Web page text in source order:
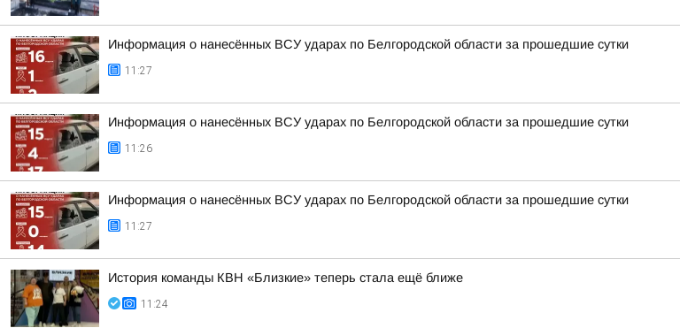
Информация о нанесённых ВСУ ударах по Белгородской области за прошедшие сутки
11:27
Информация о нанесённых ВСУ ударах по Белгородской области за прошедшие сутки
11:26
Информация о нанесённых ВСУ ударах по Белгородской области за прошедшие сутки
11:27
История команды КВН «Близкие» теперь стала ещё ближе
11:24